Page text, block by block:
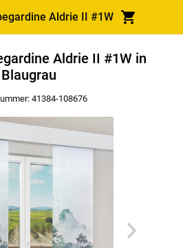
Aldrie II #1W
Aldrie II #1W in
Blaugrau
41384-108676